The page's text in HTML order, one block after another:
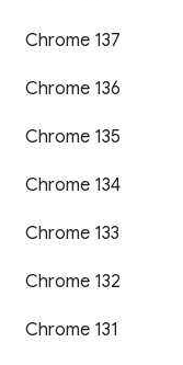
Chrome 137
Chrome 136
Chrome 135
Chrome 134
Chrome 133
Chrome 132
Chrome 131